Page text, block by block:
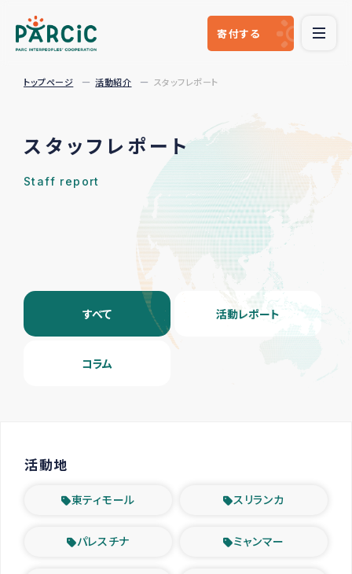
寄付する
トップページ 活動紹介 スタッフレポート
スタッフレポート
Staff report
すべて 活動レポート
コラム
活動地
東ティモール スリランカ
パレスチナ ミャンマー